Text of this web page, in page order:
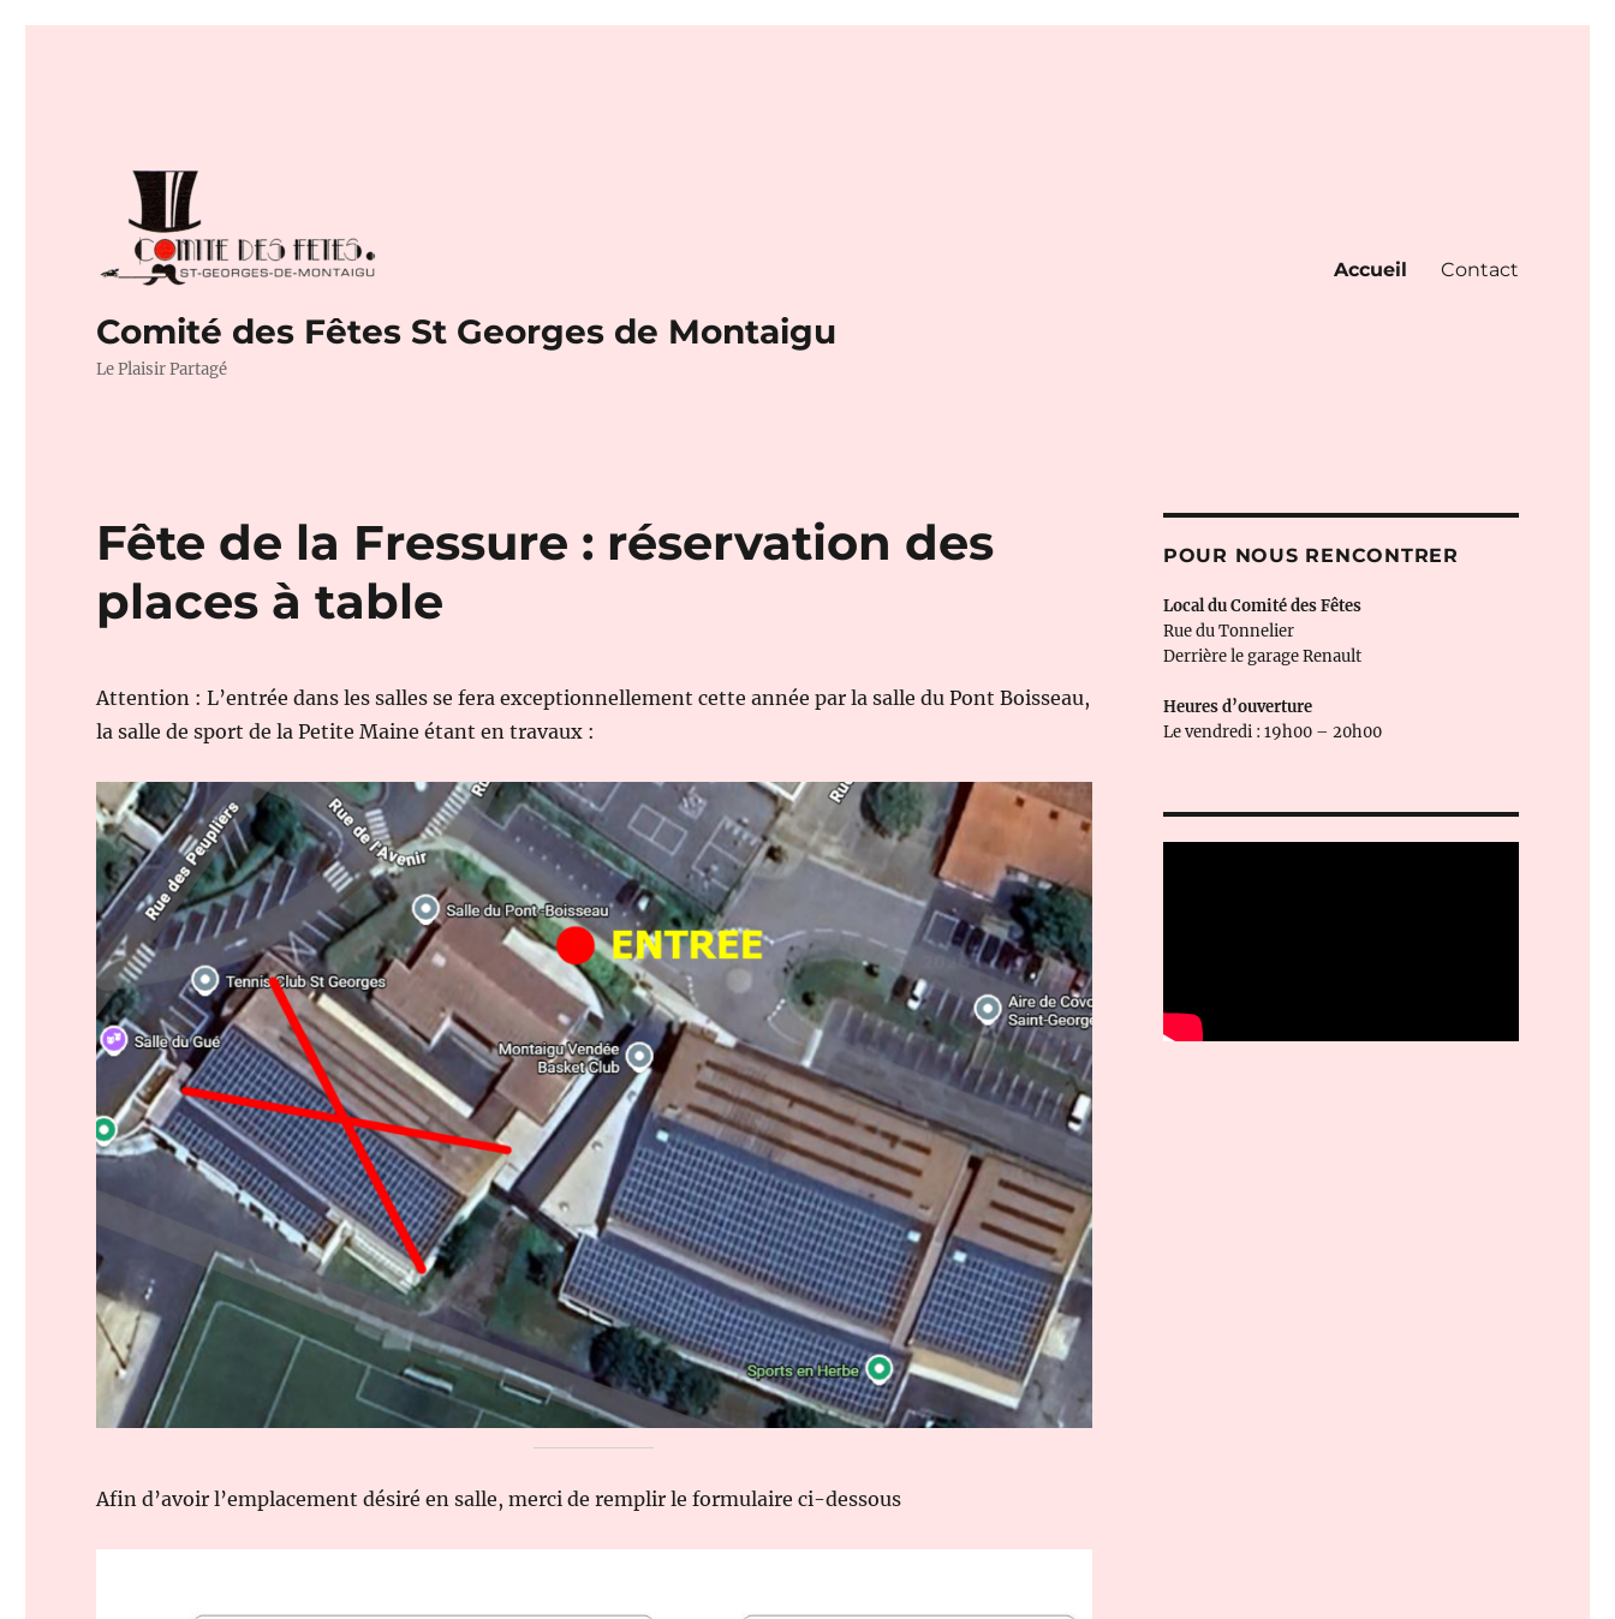
Comité des Fêtes St Georges de Montaigu
Le Plaisir Partagé
Accueil Contact
Fête de la Fressure : réservation des
places à table
Attention : L’entrée dans les salles se fera exceptionnellement cette année par la salle du Pont Boisseau,
la salle de sport de la Petite Maine étant en travaux :
Afin d’avoir l’emplacement désiré en salle, merci de remplir le formulaire ci-dessous
POUR NOUS RENCONTRER
Local du Comité des Fêtes
Rue du Tonnelier
Derrière le garage Renault
Heures d’ouverture
Le vendredi : 19h00 – 20h00